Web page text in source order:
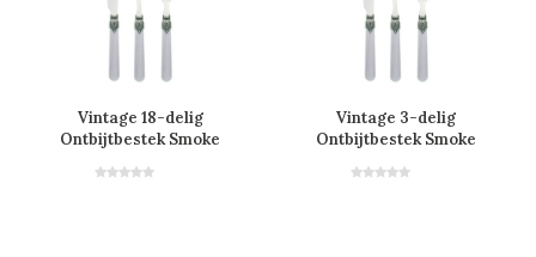
Vintage 18-delig
Ontbijtbestek Smoke
Vintage 3-delig
Ontbijtbestek Smoke